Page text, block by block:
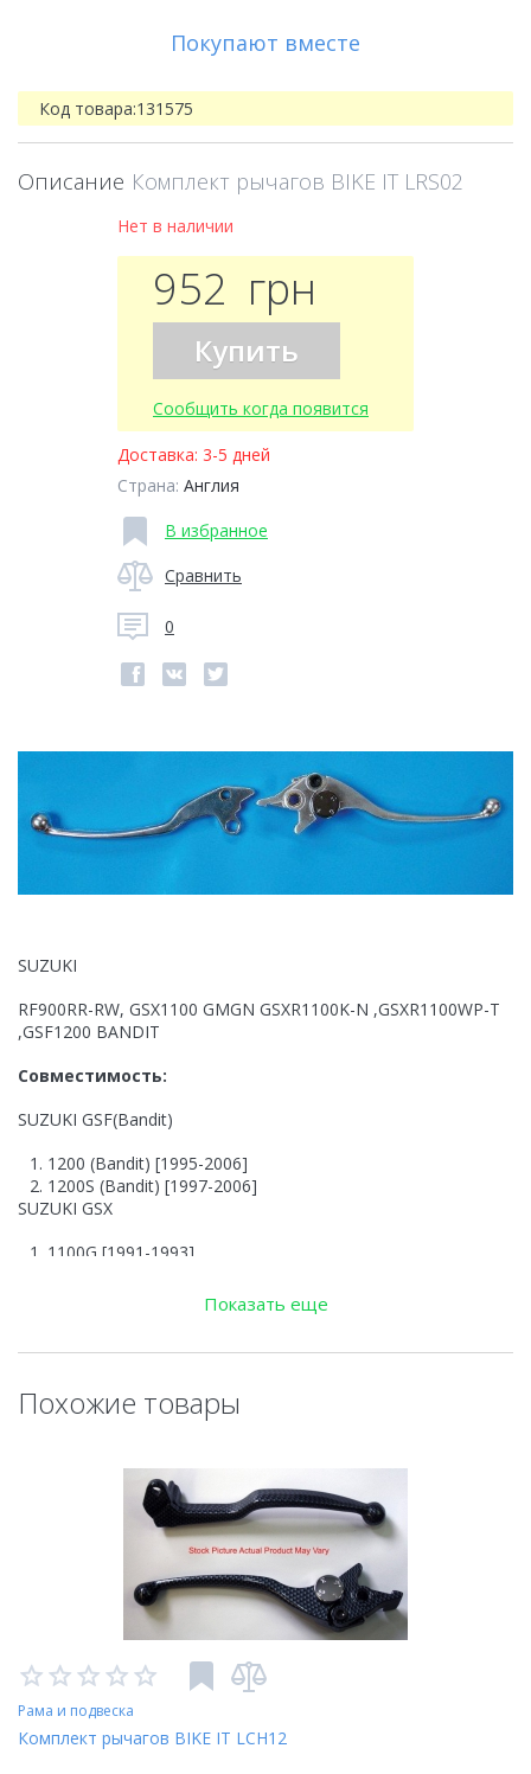
Покупают вместе
Код товара:131575
Описание Комплект рычагов BIKE IT LRS02
Нет в наличии
952 грн
Купить
Сообщить когда появится
Доставка: 3-5 дней
Страна: Англия
В избранное
Сравнить
0
SUZUKI
RF900RR-RW, GSX1100 GMGN GSXR1100K-N ,GSXR1100WP-T
,GSF1200 BANDIT
Совместимость:
SUZUKI GSF(Bandit)
1200 (Bandit) [1995-2006]
1200S (Bandit) [1997-2006]
SUZUKI GSX
1100G [1991-1993]
Показать еще
Похожие товары
Рама и подвеска
Комплект рычагов BIKE IT LCH12